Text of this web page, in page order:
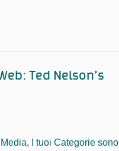
Ted Nelson’s
,
I tuoi Categorie sono